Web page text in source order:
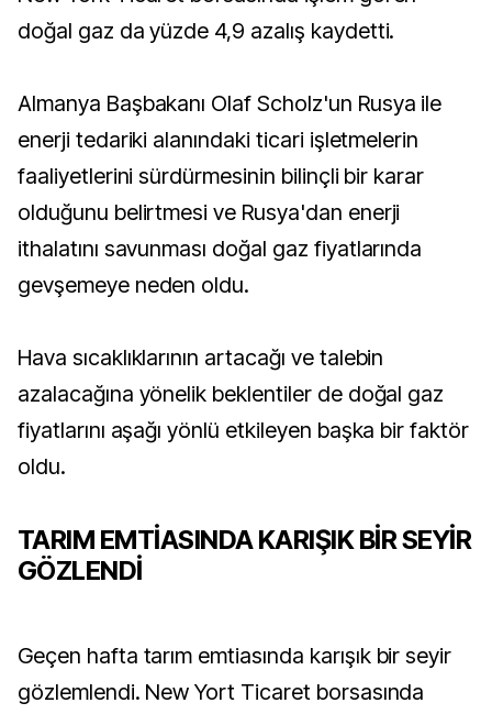
doğal gaz da yüzde 4,9 azalış kaydetti.
Almanya Başbakanı Olaf Scholz'un Rusya ile
enerji tedariki alanındaki ticari işletmelerin
faaliyetlerini sürdürmesinin bilinçli bir karar
olduğunu belirtmesi ve Rusya'dan enerji
ithalatını savunması doğal gaz fiyatlarında
gevşemeye neden oldu.
Hava sıcaklıklarının artacağı ve talebin
azalacağına yönelik beklentiler de doğal gaz
fiyatlarını aşağı yönlü etkileyen başka bir faktör
oldu.
TARIM EMTİASINDA KARIŞIK BİR SEYİR
GÖZLENDİ
Geçen hafta tarım emtiasında karışık bir seyir
gözlemlendi. New Yort Ticaret borsasında